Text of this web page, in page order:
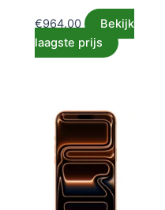
€964.00
Bekijk
laagste prijs